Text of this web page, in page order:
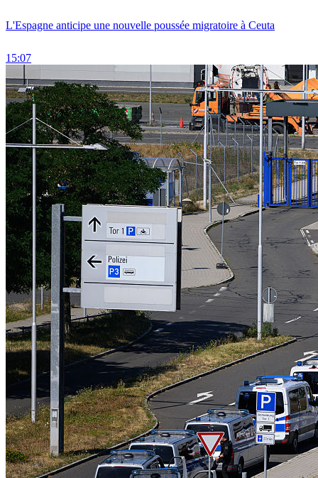
L'Espagne anticipe une nouvelle poussée migratoire à Ceuta
15:07